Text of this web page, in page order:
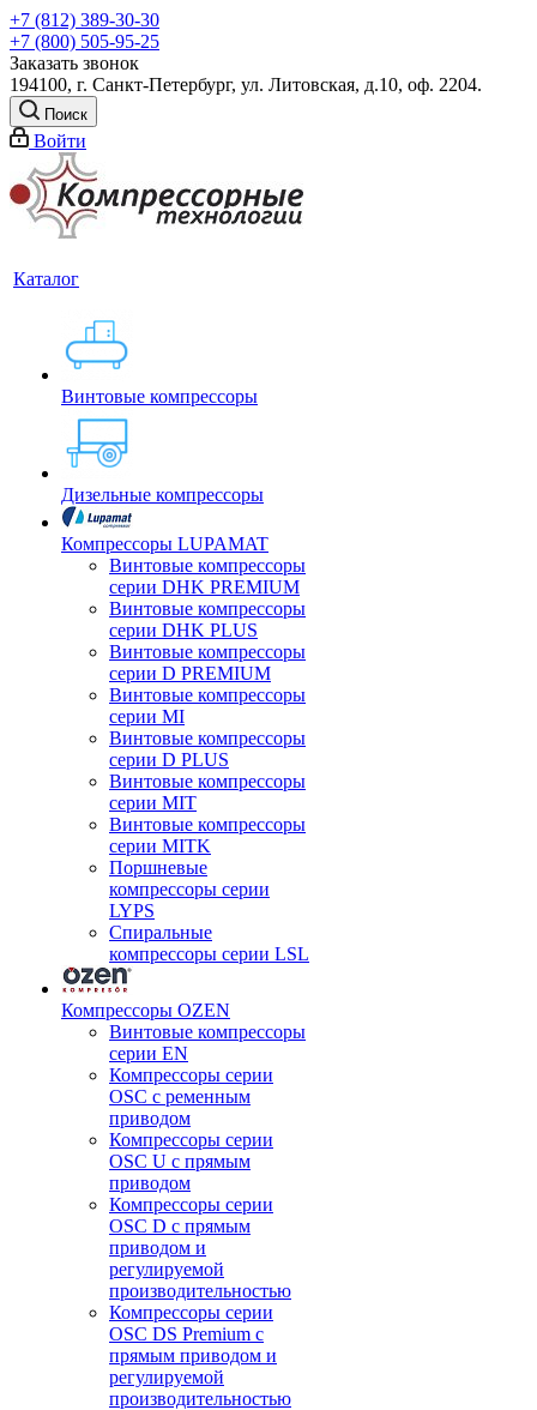
+7 (812) 389-30-30
+7 (800) 505-95-25
Заказать звонок
194100, г. Санкт-Петербург, ул. Литовская, д.10, оф. 2204.
Поиск
Войти
Каталог
Винтовые компрессоры
Дизельные компрессоры
Компрессоры LUPAMAT
Винтовые компрессоры
серии DHK PREMIUM
Винтовые компрессоры
серии DHK PLUS
Винтовые компрессоры
серии D PREMIUM
Винтовые компрессоры
серии MI
Винтовые компрессоры
серии D PLUS
Винтовые компрессоры
серии MIT
Винтовые компрессоры
серии MITK
Поршневые
компрессоры серии
LYPS
Спиральные
компрессоры серии LSL
Компрессоры OZEN
Винтовые компрессоры
серии EN
Компрессоры серии
OSC с ременным
приводом
Компрессоры серии
OSC U с прямым
приводом
Компрессоры серии
OSC D с прямым
приводом и
регулируемой
производительностью
Компрессоры серии
OSC DS Premium с
прямым приводом и
регулируемой
производительностью